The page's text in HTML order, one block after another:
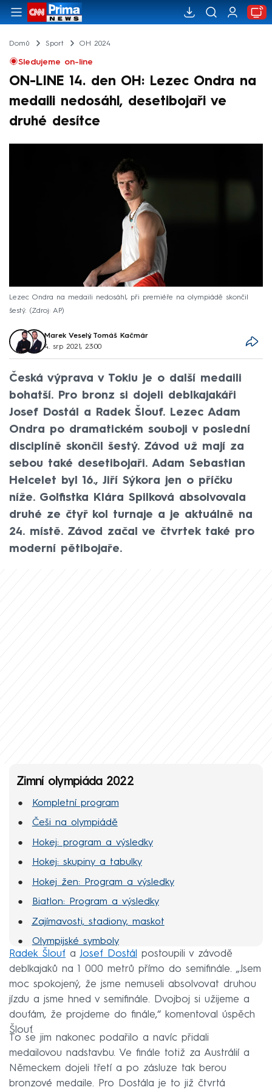
Domů Sport OH 2024
Sledujeme on-line
ON-LINE 14. den OH: Lezec Ondra na
medaili nedosáhl, desetibojaři ve
druhé desítce
Lezec Ondra na medaili nedosáhl, při premiéře na olympiádě skončil
šestý.
Zdroj: AP
Marek Veselý, Tomáš Kačmár
4. srp 2021, 23:00
Česká výprava v Tokiu je o další medaili
bohatší. Pro bronz si dojeli deblkajakáři
Josef Dostál a Radek Šlouf. Lezec Adam
Ondra po dramatickém souboji v poslední
disciplíně skončil šestý. Závod už mají za
sebou také desetibojaři. Adam Sebastian
Helcelet byl 16., Jiří Sýkora jen o příčku
níže. Golfistka Klára Spilková absolvovala
druhé ze čtyř kol turnaje a je aktuálně na
24. místě. Závod začal ve čtvrtek také pro
moderní pětibojaře.
Zimní olympiáda 2022
Kompletní program
Češi na olympiádě
Hokej: program a výsledky
Hokej: skupiny a tabulky
Hokej žen: Program a výsledky
Biatlon: Program a výsledky
Zajímavosti, stadiony, maskot
Olympijské symboly
Radek Šlouf a Josef Dostál
postoupili v závodě
deblkajaků na 1 000 metrů přímo do semifinále. „Jsem
moc spokojený, že jsme nemuseli absolvovat druhou
jízdu a jsme hned v semifinále. Dvojboj si užijeme a
doufám, že projdeme do finále,“ komentoval úspěch
Šlouf.
To se jim nakonec podařilo a navíc přidali
medailovou nadstavbu. Ve finále totiž za Austrálií a
Německem dojeli třetí a po zásluze tak berou
bronzové medaile. Pro Dostála je to již čtvrtá